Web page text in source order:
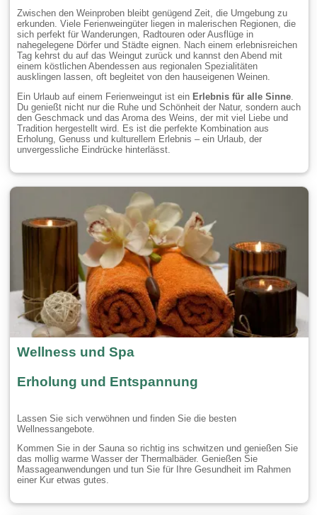
Zwischen den Weinproben bleibt genügend Zeit, die Umgebung zu
erkunden. Viele Ferienweingüter liegen in malerischen Regionen, die
sich perfekt für Wanderungen, Radtouren oder Ausflüge in
nahegelegene Dörfer und Städte eignen. Nach einem erlebnisreichen
Tag kehrst du auf das Weingut zurück und kannst den Abend mit
einem köstlichen Abendessen aus regionalen Spezialitäten
ausklingen lassen, oft begleitet von den hauseigenen Weinen.
Ein Urlaub auf einem Ferienweingut ist ein Erlebnis für alle Sinne
Du genießt nicht nur die Ruhe und Schönheit der Natur, sondern auch
den Geschmack und das Aroma des Weins, der mit viel Liebe und
Tradition hergestellt wird. Es ist die perfekte Kombination aus
Erholung, Genuss und kulturellem Erlebnis – ein Urlaub, der
unvergessliche Eindrücke hinterlässt.
Wellness und Spa
Erholung und Entspannung
Lassen Sie sich verwöhnen und finden Sie die besten
Wellnessangebote.
Kommen Sie in der Sauna so richtig ins schwitzen und genießen Sie
das mollig warme Wasser der Thermalbäder. Genießen Sie
Massageanwendungen und tun Sie für Ihre Gesundheit im Rahmen
einer Kur etwas gutes.